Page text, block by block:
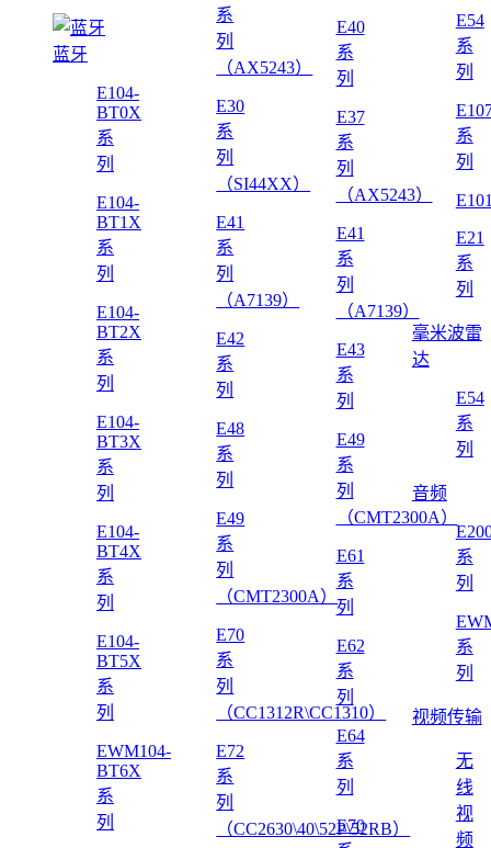
蓝牙
E104-
BT0X
系
列
E104-
BT1X
系
列
E104-
BT2X
系
列
E104-
BT3X
系
列
E104-
BT4X
系
列
E104-
BT5X
系
列
EWM104-
BT6X
系
列
系
列
（AX5243）
E30
系
列
（SI44XX）
E41
系
列
（A7139）
E42
系
列
E48
系
列
E49
系
列
（CMT2300A）
E70
系
列
（CC1312R\CC1310）
E72
系
列
（CC2630\40\52P\52RB）
E40
系
列
E37
系
列
（AX5243）
E41
系
列
（A7139）
E43
系
列
E49
系
列
（CMT2300A）
E61
系
列
E62
系
列
E64
系
列
E70
E54
系
列
系
列
E21
系
列
毫米波雷
达
E54
系
列
音频
系
列
系
列
视频传输
无
线
视
频